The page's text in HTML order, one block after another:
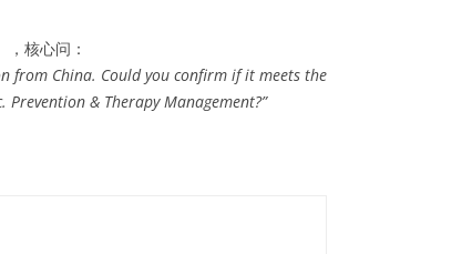
核心问：
from China. Could you confirm if it meets the
& Therapy Management?”